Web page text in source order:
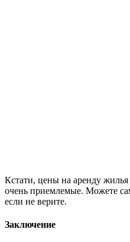
Кстати, цены на аренду жилья
очень приемлемые. Можете
если не верите.
Заключение